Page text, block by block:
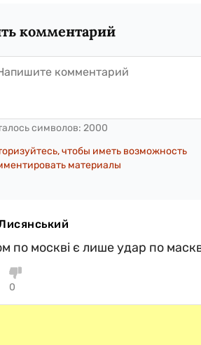
комментарий
символов: 2000
чтобы иметь возможность
материалы
по москві є лише удар по
0